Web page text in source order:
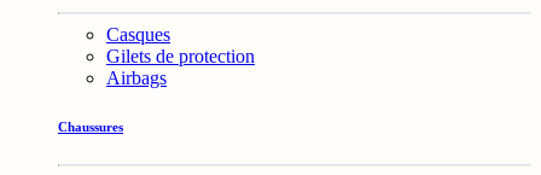
Casques
Gilets de protection
Airbags
Chaussures